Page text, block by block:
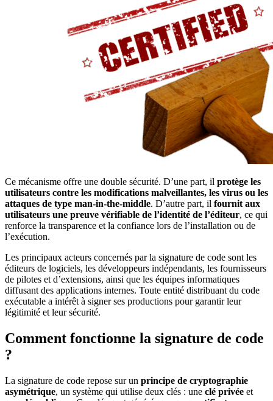
Ce mécanisme offre une double sécurité. D’une part, il protège les
utilisateurs contre les modifications malveillantes, les virus ou les
attaques de type man-in-the-middle. D’autre part, il fournit aux
utilisateurs une preuve vérifiable de l’identité de l’éditeur, ce qui
renforce la transparence et la confiance lors de l’installation ou de
l’exécution.
Les principaux acteurs concernés par la signature de code sont les
éditeurs de logiciels, les développeurs indépendants, les fournisseurs
de pilotes et d’extensions, ainsi que les équipes informatiques
diffusant des applications internes. Toute entité distribuant du code
exécutable a intérêt à signer ses productions pour garantir leur
légitimité et leur sécurité.
Comment fonctionne la signature de code
?
La signature de code repose sur un principe de cryptographie
asymétrique, un système qui utilise deux clés : une clé privée et